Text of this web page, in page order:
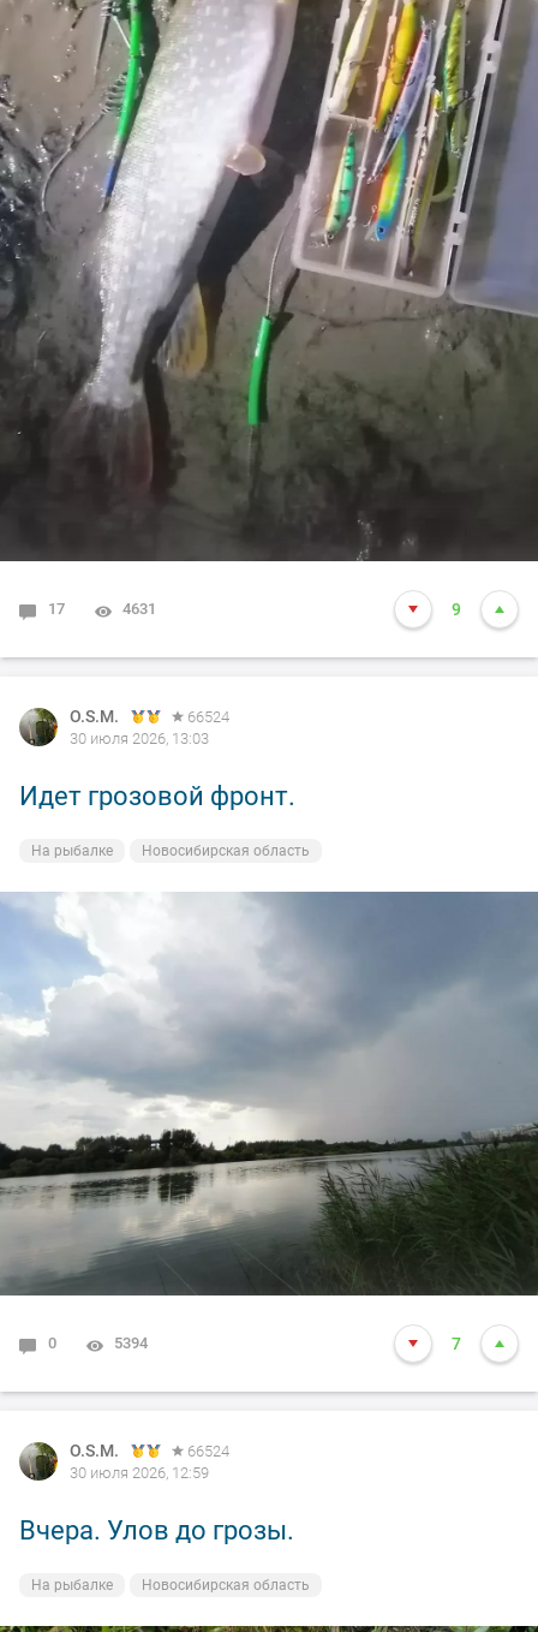
17 4631 9
O.S.M.
66524
30 июля 2026, 13:03
Идет грозовой фронт.
На рыбалке Новосибирская область
0 5394 7
O.S.M.
66524
30 июля 2026, 12:59
Вчера. Улов до грозы.
На рыбалке Новосибирская область